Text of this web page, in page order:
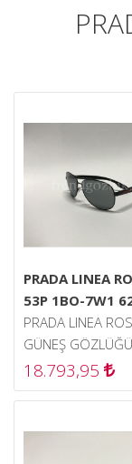
PRADA LINEA
53P 1BO-7W1
PRADA LINEA
GÜNEŞ GÖZLÜĞÜ
18.793,95